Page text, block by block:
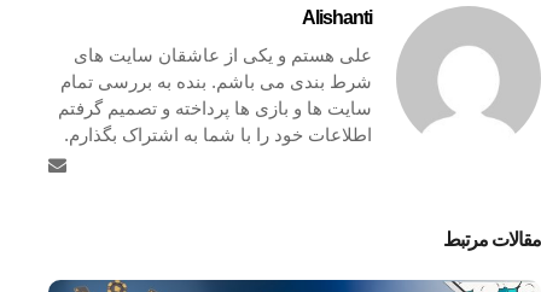
Alishanti
علی هستم و یکی از عاشقان سایت های
شرط بندی می باشم. بنده به بررسی تمام
سایت ها و بازی ها پرداخته و تصمیم گرفتم
اطلاعات خود را با شما به اشتراک بگذارم.
مقالات مرتبط